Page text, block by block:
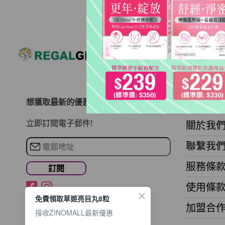
想獲取最新的優惠資訊？
立即訂閱電子郵件!
關於
關於我
聯繫我
服務條
使用條
加盟合
免費領取草姬亮目丸8粒
接收ZINOMALL最新優惠